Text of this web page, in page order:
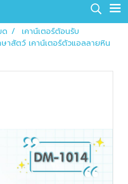
ด
เคาน์เตอร์ต้อนรับ
าสัตว์ เคาน์เตอร์ตัวแอลลายหิน